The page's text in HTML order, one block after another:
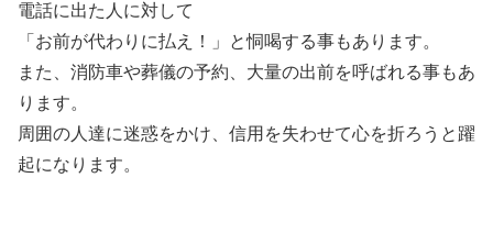
電話に出た人に対して
「お前が代わりに払え！」と恫喝する事もあります。
また、消防車や葬儀の予約、大量の出前を呼ばれる事もあ
ります。
周囲の人達に迷惑をかけ、信用を失わせて心を折ろうと躍
起になります。